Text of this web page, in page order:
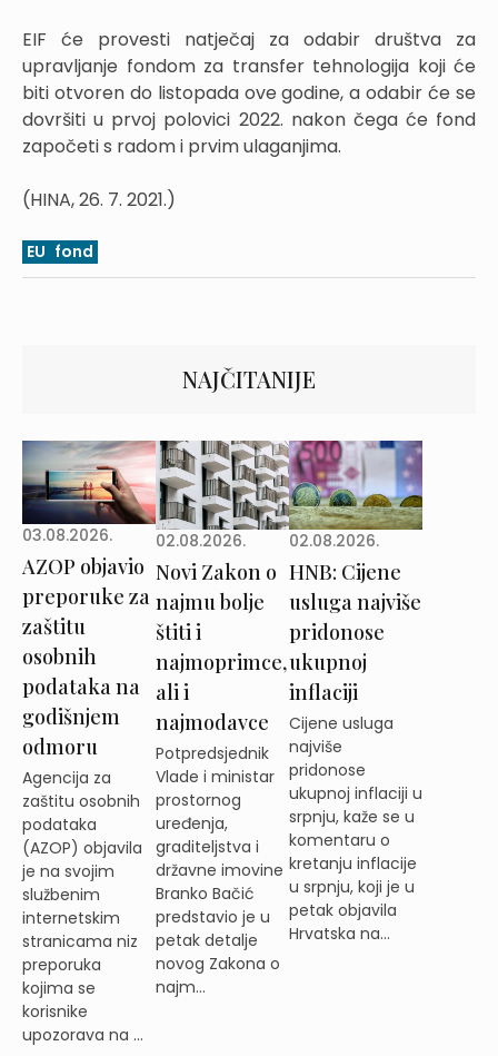
EIF će provesti natječaj za odabir društva za
upravljanje fondom za transfer tehnologija koji će
biti otvoren do listopada ove godine, a odabir će se
dovršiti u prvoj polovici 2022. nakon čega će fond
započeti s radom i prvim ulaganjima.
(HINA, 26. 7. 2021.)
EU fond
NAJČITANIJE
03.08.2026.
AZOP objavio
preporuke za
zaštitu
osobnih
podataka na
godišnjem
odmoru
Agencija za
zaštitu osobnih
podataka
(AZOP) objavila
je na svojim
službenim
internetskim
stranicama niz
preporuka
kojima se
korisnike
upozorava na ...
02.08.2026.
Novi Zakon o
najmu bolje
štiti i
najmoprimce,
ali i
najmodavce
Potpredsjednik
Vlade i ministar
prostornog
uređenja,
graditeljstva i
državne imovine
Branko Bačić
predstavio je u
petak detalje
novog Zakona o
najm...
02.08.2026.
HNB: Cijene
usluga najviše
pridonose
ukupnoj
inflaciji
Cijene usluga
najviše
pridonose
ukupnoj inflaciji u
srpnju, kaže se u
komentaru o
kretanju inflacije
u srpnju, koji je u
petak objavila
Hrvatska na...